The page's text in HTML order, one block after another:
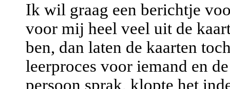
Ik wil graag een berichtje
voor mij heel veel uit de
ben, dan laten de kaarten
leerproces voor iemand en
persoon sprak, klopte het